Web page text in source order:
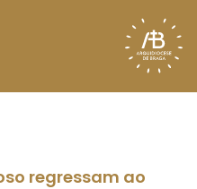
regressam ao